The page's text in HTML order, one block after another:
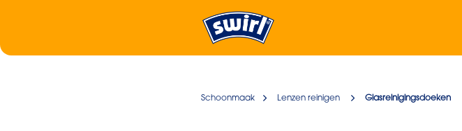
Schoonmaak Lenzen reinigen Glasreinigingsdoeken